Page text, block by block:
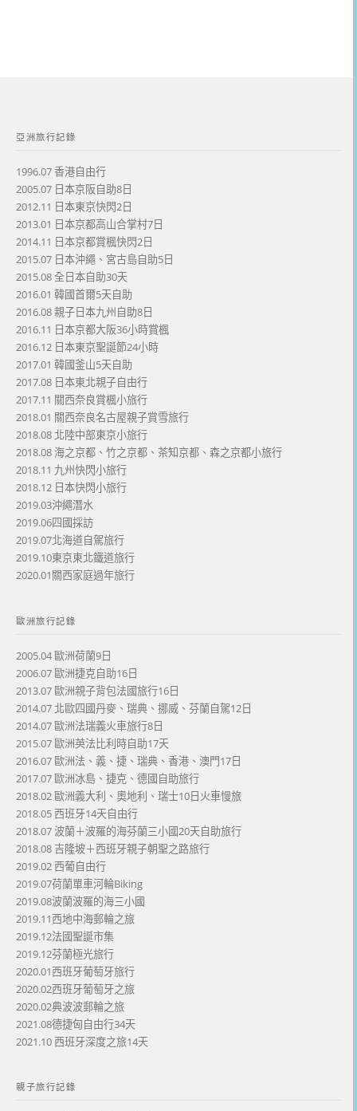
亞洲旅行記錄
1996.07 香港自由行
2005.07 日本京阪自助8日
2012.11 日本東京快閃2日
2013.01 日本京都高山合掌村7日
2014.11 日本京都賞楓快閃2日
2015.07 日本沖繩、宮古島自助5日
2015.08 全日本自助30天
2016.01 韓國首爾5天自助
2016.08 親子日本九州自助8日
2016.11 日本京都大阪36小時賞楓
2016.12 日本東京聖誕節24小時
2017.01 韓國釜山5天自助
2017.08 日本東北親子自由行
2017.11 關西奈良賞楓小旅行
2018.01 關西奈良名古屋親子賞雪旅行
2018.08 北陸中部東京小旅行
2018.08 海之京都、竹之京都、茶知京都、森之京都小旅行
2018.11 九州快閃小旅行
2018.12 日本快閃小旅行
2019.03沖繩潛水
2019.06四國採訪
2019.07北海道自駕旅行
2019.10東京東北鐵道旅行
2020.01關西家庭過年旅行
歐洲旅行記錄
2005.04 歐洲荷蘭9日
2006.07 歐洲捷克自助16日
2013.07 歐洲親子背包法國旅行16日
2014.07 北歐四國丹麥、瑞典、挪威、芬蘭自駕12日
2014.07 歐洲法瑞義火車旅行8日
2015.07 歐洲英法比利時自助17天
2016.07 歐洲法、義、捷、瑞典、香港、澳門17日
2017.07 歐洲冰島、捷克、德國自助旅行
2018.02 歐洲義大利、奧地利、瑞士10日火車慢旅
2018.05 西班牙14天自由行
2018.07 波蘭＋波羅的海芬蘭三小國20天自助旅行
2018.08 吉隆坡＋西班牙親子朝聖之路旅行
2019.02 西葡自由行
2019.07荷蘭單車河輪Biking
2019.08波蘭波羅的海三小國
2019.11西地中海郵輪之旅
2019.12法國聖誕市集
2019.12芬蘭極光旅行
2020.01西班牙葡萄牙旅行
2020.02西班牙葡萄牙之旅
2020.02典波波郵輪之旅
2021.08德捷匈自由行34天
2021.10 西班牙深度之旅14天
親子旅行記錄